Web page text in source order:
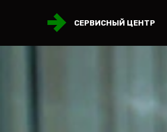
СЕРВИСНЫЙ ЦЕНТР